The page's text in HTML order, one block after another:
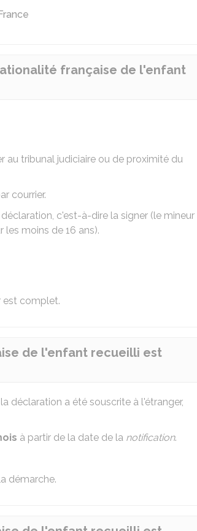
française de l'enfant
au tribunal judiciaire ou de proximité du
courrier.
c'est-à-dire la signer (le mineur
les moins de 16 ans).
est complet.
de l'enfant recueilli est
déclaration a été souscrite à l'étranger,
à partir de la date de la notification.
démarche.